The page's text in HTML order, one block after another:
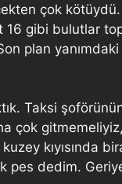
çok
gibi bulutlar
plan
Taksi
çok
kıyısında
pes dedim.